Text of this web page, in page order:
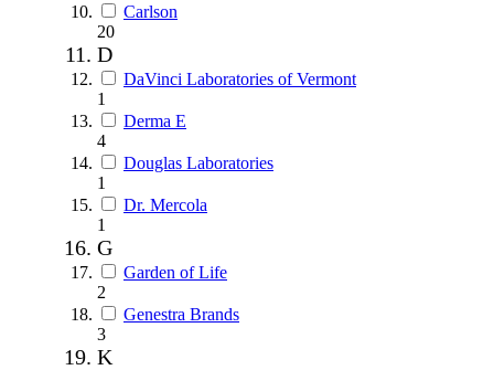
Carlson
20
D
DaVinci Laboratories of Vermont
1
Derma E
4
Douglas Laboratories
1
Dr. Mercola
1
G
Garden of Life
2
Genestra Brands
3
K